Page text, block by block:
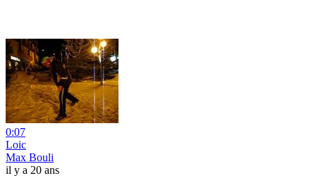
0:07
Loic
Max Bouli
il y a 20 ans